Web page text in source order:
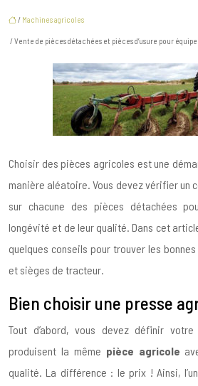
/ Machines agricoles
/ Vente de pièces détachées et pièces d’usure pour
Choisir des pièces agricoles est une
manière aléatoire. Vous devez vérifier un
sur chacune des pièces détachées
longévité et de leur qualité. Dans cet
quelques conseils pour trouver les
et sièges de tracteur.
Bien choisir une presse
Tout d’abord, vous devez définir
produisent la même pièce agricole
qualité. La différence : le prix ! Ainsi,